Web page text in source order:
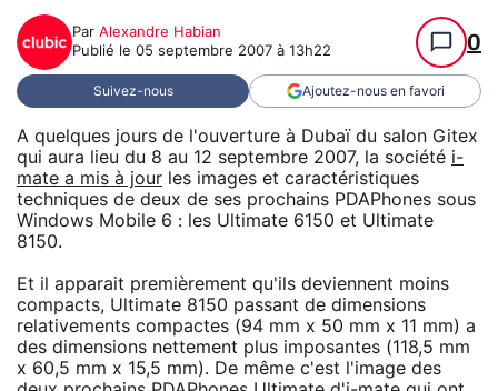
Par Alexandre Habian
Publié le 05 septembre 2007 à 13h22 0
Suivez-nous Ajoutez-nous en favori
A quelques jours de l'ouverture à Dubaï du salon Gitex
qui aura lieu du 8 au 12 septembre 2007, la société i-
mate a mis à jour les images et caractéristiques
techniques de deux de ses prochains PDAPhones sous
Windows Mobile 6 : les Ultimate 6150 et Ultimate
8150.
Et il apparait premièrement qu'ils deviennent moins
compacts, Ultimate 8150 passant de dimensions
relativements compactes (94 mm x 50 mm x 11 mm) a
des dimensions nettement plus imposantes (118,5 mm
x 60,5 mm x 15,5 mm). De même c'est l'image des